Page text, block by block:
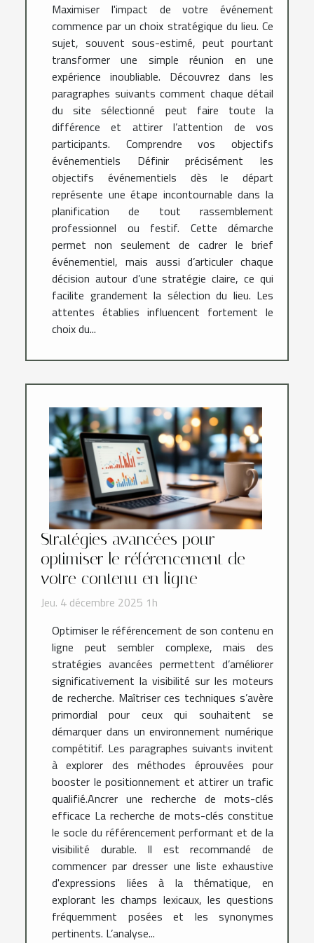
Maximiser l'impact de votre événement
commence par un choix stratégique du lieu. Ce
sujet, souvent sous-estimé, peut pourtant
transformer une simple réunion en une
expérience inoubliable. Découvrez dans les
paragraphes suivants comment chaque détail
du site sélectionné peut faire toute la
différence et attirer l’attention de vos
participants. Comprendre vos objectifs
événementiels Définir précisément les
objectifs événementiels dès le départ
représente une étape incontournable dans la
planification de tout rassemblement
professionnel ou festif. Cette démarche
permet non seulement de cadrer le brief
événementiel, mais aussi d’articuler chaque
décision autour d’une stratégie claire, ce qui
facilite grandement la sélection du lieu. Les
attentes établies influencent fortement le
choix du...
Stratégies avancées pour
optimiser le référencement de
votre contenu en ligne
Jeu. 4 décembre 2025 1h
Optimiser le référencement de son contenu en
ligne peut sembler complexe, mais des
stratégies avancées permettent d’améliorer
significativement la visibilité sur les moteurs
de recherche. Maîtriser ces techniques s’avère
primordial pour ceux qui souhaitent se
démarquer dans un environnement numérique
compétitif. Les paragraphes suivants invitent
à explorer des méthodes éprouvées pour
booster le positionnement et attirer un trafic
qualifié.Ancrer une recherche de mots-clés
efficace La recherche de mots-clés constitue
le socle du référencement performant et de la
visibilité durable. Il est recommandé de
commencer par dresser une liste exhaustive
d'expressions liées à la thématique, en
explorant les champs lexicaux, les questions
fréquemment posées et les synonymes
pertinents. L’analyse...